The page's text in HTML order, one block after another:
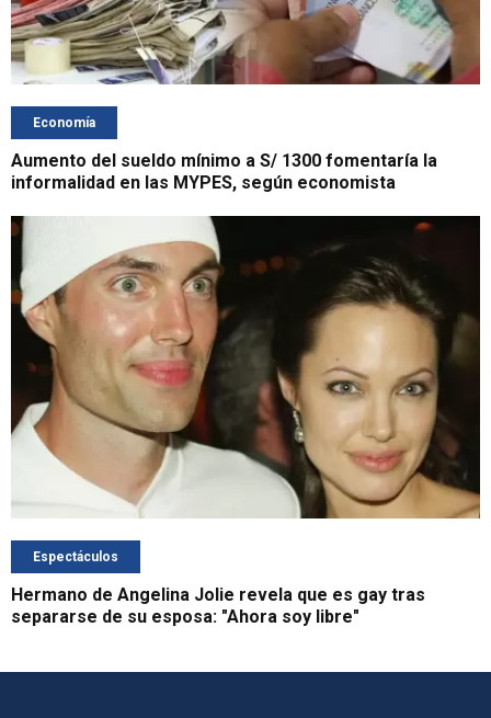
Economía
Aumento del sueldo mínimo a S/ 1300 fomentaría la
informalidad en las MYPES, según economista
Espectáculos
Hermano de Angelina Jolie revela que es gay tras
separarse de su esposa: "Ahora soy libre"